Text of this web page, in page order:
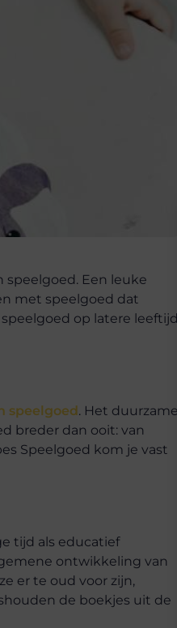
speelgoed. Een leuke
met speelgoed dat
op latere leeftijd
speelgoed. Het duurzame
breder dan ooit: van
Speelgoed kom je vast
tijd als educatief
ontwikkeling van
er te oud voor zijn,
de boekjes uit de